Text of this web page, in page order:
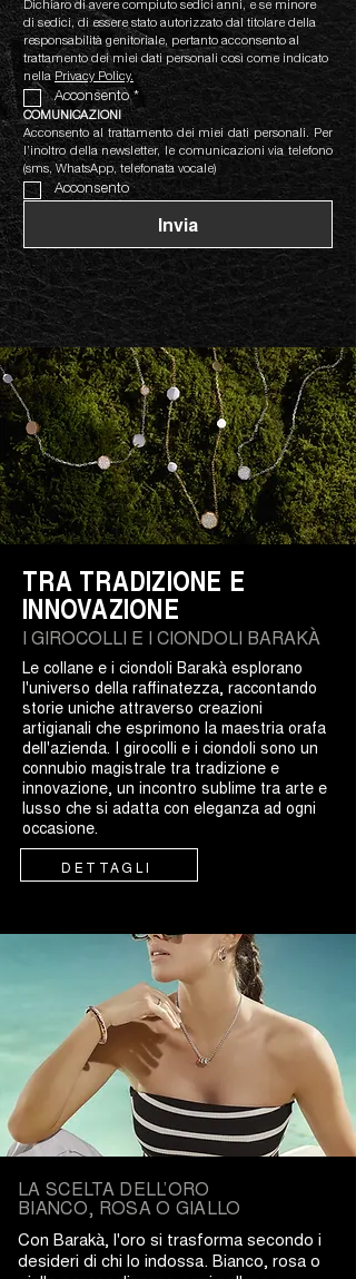
Dichiaro di avere compiuto sedici anni, e se minore
di sedici, di essere stato autorizzato dal titolare della
responsabilità genitoriale, pertanto acconsento al
trattamento dei miei dati personali così come indicato
nella Privacy Policy.
Acconsento *
COMUNICAZIONI
Acconsento al trattamento dei miei dati personali. Per
l’inoltro della newsletter, le comunicazioni via telefono
(sms, WhatsApp, telefonata vocale)
Acconsento
Invia
TRA TRADIZIONE E
INNOVAZIONE
I GIROCOLLI E I CIONDOLI BARAKÀ
Le collane e i ciondoli Barakà esplorano
l'universo della raffinatezza, raccontando
storie uniche attraverso creazioni
artigianali che esprimono la maestria orafa
dell'azienda. I girocolli e i ciondoli sono un
connubio magistrale tra tradizione e
innovazione, un incontro sublime tra arte e
lusso che si adatta con eleganza ad ogni
occasione.
DETTAGLI
LA SCELTA DELL’ORO
BIANCO, ROSA O GIALLO
Con Barakà, l'oro si trasforma secondo i
desideri di chi lo indossa. Bianco, rosa o